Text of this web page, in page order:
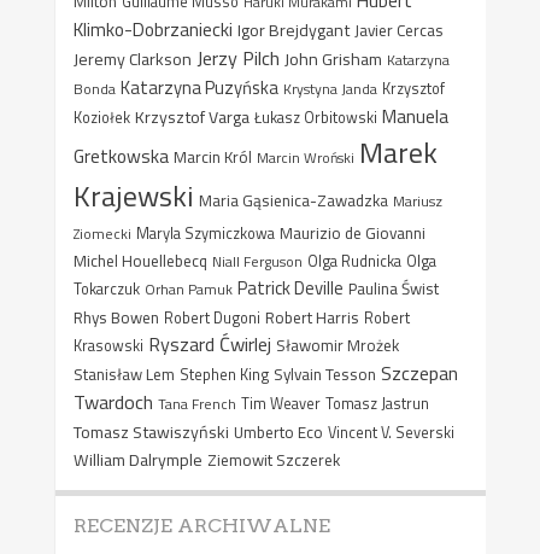
Klimko-Dobrzaniecki Igor Brejdygant Javier Cercas
Jeremy Clarkson Jerzy Pilch John Grisham Katarzyna
Bonda Katarzyna Puzyńska Krystyna Janda Krzysztof
Koziołek Krzysztof Varga Łukasz Orbitowski Manuela
Gretkowska Marcin Król Marcin Wroński Marek
Krajewski Maria Gąsienica-Zawadzka Mariusz
Ziomecki Maryla Szymiczkowa Maurizio de Giovanni
Michel Houellebecq Niall Ferguson Olga Rudnicka Olga
Tokarczuk Orhan Pamuk Patrick Deville Paulina Świst
Rhys Bowen Robert Dugoni Robert Harris Robert
Krasowski Ryszard Ćwirlej Sławomir Mrożek
Stanisław Lem Stephen King Sylvain Tesson Szczepan
Twardoch Tana French Tim Weaver Tomasz Jastrun
Tomasz Stawiszyński Umberto Eco Vincent V. Severski
William Dalrymple Ziemowit Szczerek
RECENZJE ARCHIWALNE